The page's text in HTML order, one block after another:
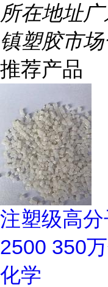
所在地址
镇塑胶市
推荐产品
注塑级高
2500 350
化学